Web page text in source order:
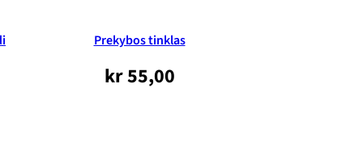
Prekybos tinklas
kr55,00